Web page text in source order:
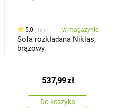
5,0 1x w magazynie
Sofa rozkładana Niklas,
brązowy
537,99zł
Do koszyka